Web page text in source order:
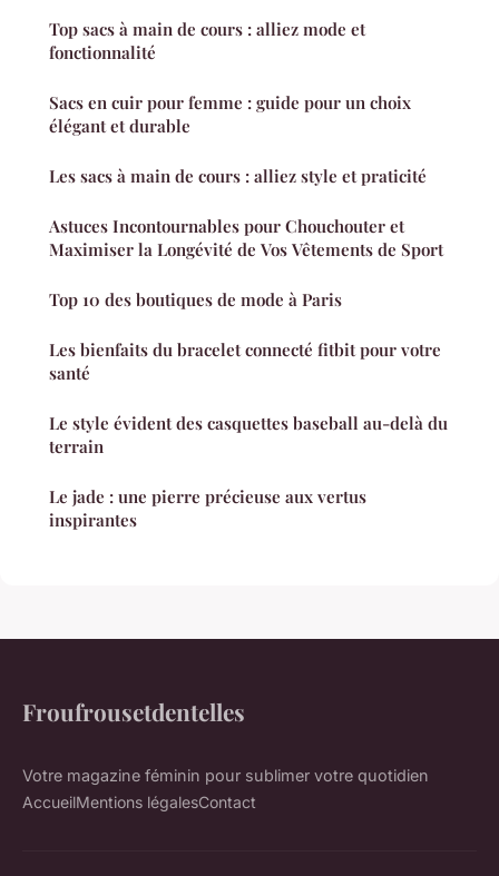
Top sacs à main de cours : alliez mode et
fonctionnalité
Sacs en cuir pour femme : guide pour un choix
élégant et durable
Les sacs à main de cours : alliez style et praticité
Astuces Incontournables pour Chouchouter et
Maximiser la Longévité de Vos Vêtements de Sport
Top 10 des boutiques de mode à Paris
Les bienfaits du bracelet connecté fitbit pour votre
santé
Le style évident des casquettes baseball au-delà du
terrain
Le jade : une pierre précieuse aux vertus
inspirantes
Froufrousetdentelles
Votre magazine féminin pour sublimer votre quotidien
AccueilMentions légalesContact